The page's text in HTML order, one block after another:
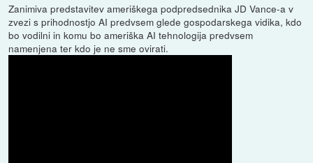
Zanimiva predstavitev ameriškega podpredsednika JD Vance-a v
zvezi s prihodnostjo AI predvsem glede gospodarskega vidika, kdo
bo vodilni in komu bo ameriška AI tehnologija predvsem
namenjena ter kdo je ne sme ovirati.